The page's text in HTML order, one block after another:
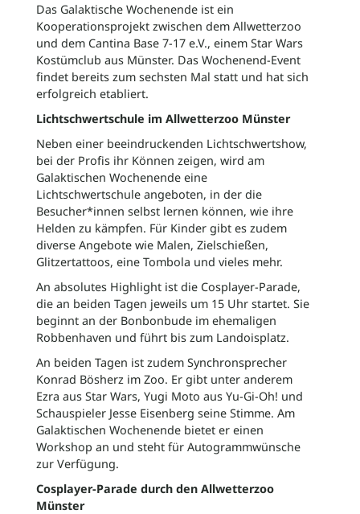
Das Galaktische Wochenende ist ein
Kooperationsprojekt zwischen dem Allwetterzoo
und dem Cantina Base 7-17 e.V., einem Star Wars
Kostümclub aus Münster. Das Wochenend-Event
findet bereits zum sechsten Mal statt und hat sich
erfolgreich etabliert.
Lichtschwertschule im Allwetterzoo Münster
Neben einer beeindruckenden Lichtschwertshow,
bei der Profis ihr Können zeigen, wird am
Galaktischen Wochenende eine
Lichtschwertschule angeboten, in der die
Besucher*innen selbst lernen können, wie ihre
Helden zu kämpfen. Für Kinder gibt es zudem
diverse Angebote wie Malen, Zielschießen,
Glitzertattoos, eine Tombola und vieles mehr.
An absolutes Highlight ist die Cosplayer-Parade,
die an beiden Tagen jeweils um 15 Uhr startet. Sie
beginnt an der Bonbonbude im ehemaligen
Robbenhaven und führt bis zum Landoisplatz.
An beiden Tagen ist zudem Synchronsprecher
Konrad Bösherz im Zoo. Er gibt unter anderem
Ezra aus Star Wars, Yugi Moto aus Yu-Gi-Oh! und
Schauspieler Jesse Eisenberg seine Stimme. Am
Galaktischen Wochenende bietet er einen
Workshop an und steht für Autogrammwünsche
zur Verfügung.
Cosplayer-Parade durch den Allwetterzoo
Münster